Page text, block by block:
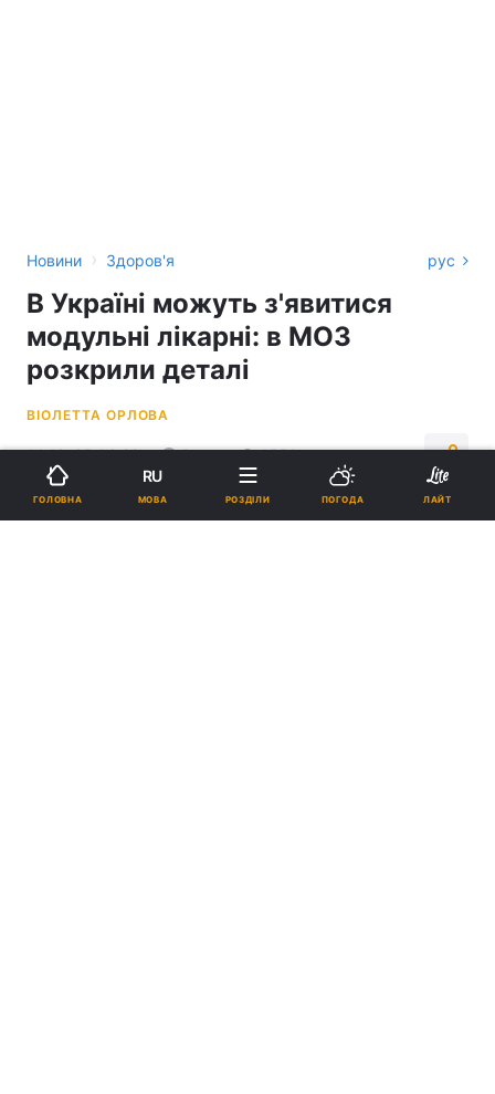
Новини › Здоров'я рус
В Україні можуть з'явитися
модульні лікарні: в МОЗ
розкрили деталі
ВІОЛЕТТА ОРЛОВА
14:12, 25.06.22 2 хв. 1550
Підпишіться на нас в Google
ГОЛОВНА
RU
МОВА РОЗДІЛИ ПОГОДА ЛАЙТ